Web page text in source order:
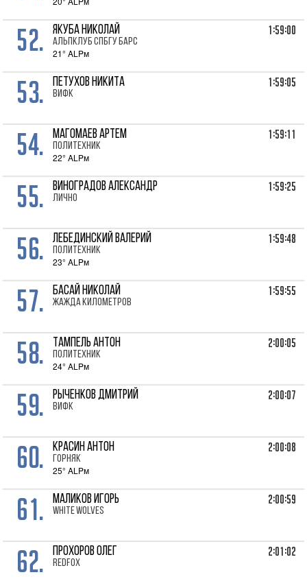
52. ЯКУБА Николай
Альпклуб СПбГУ Барс
21° ALPм
1:59:00
53. ПЕТУХОВ Никита
ВИФК
1:59:05
54. МАГОМАЕВ Артем
Политехник
22° ALPм
1:59:11
55. ВИНОГРАДОВ Александр
лично
1:59:25
56. ЛЕБЕДИНСКИЙ Валерий
Политехник
23° ALPм
1:59:48
57. БАСАЙ Николай
Жажда Километров
1:59:55
58. ТАМПЕЛЬ Антон
Политехник
24° ALPм
2:00:05
59. РЫЧЕНКОВ Дмитрий
ВИФК
2:00:07
60. КРАСИН Антон
Горняк
25° ALPм
2:00:08
61. МАЛИКОВ Игорь
WHITE WOLVES
2:00:59
62. ПРОХОРОВ Олег
RedFox
2:01:02